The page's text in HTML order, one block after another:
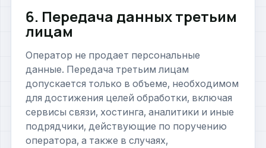
6. Передача данных третьим
лицам
Оператор не продает персональные
данные. Передача третьим лицам
допускается только в объеме, необходимом
для достижения целей обработки, включая
сервисы связи, хостинга, аналитики и иные
подрядчики, действующие по поручению
оператора, а также в случаях,